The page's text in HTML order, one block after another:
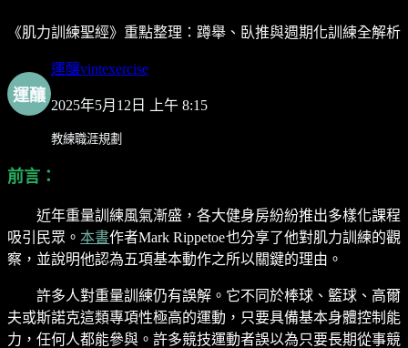
《肌力訓練聖經》重點整理：蹲舉、臥推與週期化訓練全解析
運釀
運釀vintexercise
2025年5月12日 上午 8:15
教練職涯規劃
前言：
近年重量訓練風氣漸盛，各大健身房紛紛推出多樣化課程
吸引民眾。本書作者Mark Rippetoe也分享了他對肌力訓練的觀
察，並說明他認為五項基本動作之所以關鍵的理由。
許多人對重量訓練仍有誤解。它不同於棒球、籃球、高爾
夫或斯諾克這類專項性極高的運動，只要具備基本身體控制能
力，任何人都能參與。許多競技運動者誤以為只要長期從事競